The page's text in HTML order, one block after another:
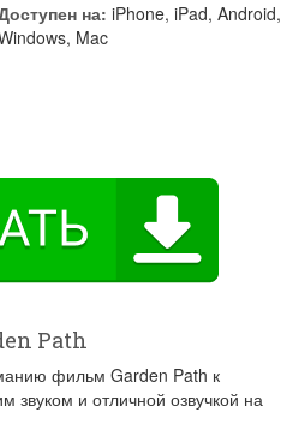
на: iPhone, iPad, Android,
Mac
Path
фильм Garden Path к
звуком и отличной озвучкой на